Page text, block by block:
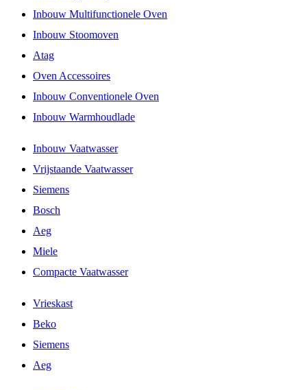
Inbouw Multifunctionele Oven
Inbouw Stoomoven
Atag
Oven Accessoires
Inbouw Conventionele Oven
Inbouw Warmhoudlade
Inbouw Vaatwasser
Vrijstaande Vaatwasser
Siemens
Bosch
Aeg
Miele
Compacte Vaatwasser
Vrieskast
Beko
Siemens
Aeg